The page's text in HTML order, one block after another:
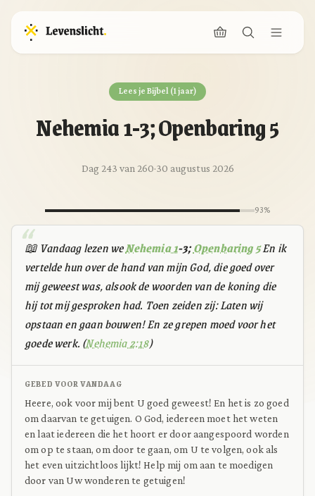
Lees je Bijbel (1 jaar)
Nehemia 1-3; Openbaring 5
Dag 243 van 260·30 augustus 2026
93%
📖 Vandaag lezen weNehemia 1-3;Openbaring 5En ik
vertelde hun over de hand van mijn God, die goed over
mij geweest was, alsook de woorden van de koning die
hij tot mij gesproken had. Toen zeiden zij: Laten wij
opstaan en gaan bouwen! En ze grepen moed voor het
goede werk. (Nehemia 2:18)
GEBED VOOR VANDAAG
Heere, ook voor mij bent U goed geweest! En het is zo goed
om daarvan te getuigen. O God, iedereen moet het weten
en laat iedereen die het hoort er door aangespoord worden
om op te staan, om door te gaan, om U te volgen, ook als
het even uitzichtloos lijkt! Help mij om aan te moedigen
door van Uw wonderen te getuigen!